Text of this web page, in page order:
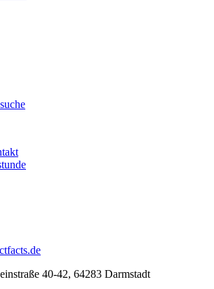
40-42, 64283 Darmstadt